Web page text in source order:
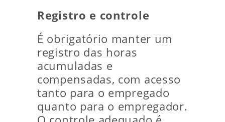
Registro e controle
É obrigatório manter um
registro das horas
acumuladas e
compensadas, com acesso
tanto para o empregado
quanto para o empregador.